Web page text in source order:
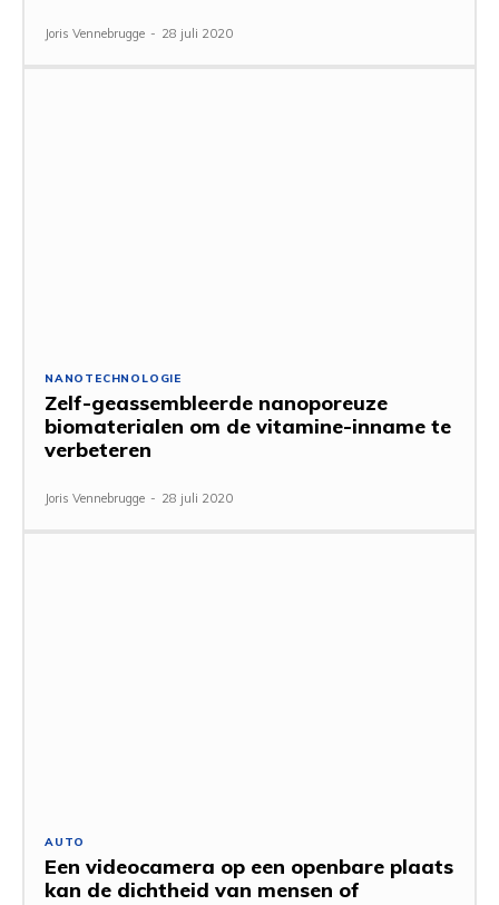
Joris Vennebrugge - 28 juli 2020
NANOTECHNOLOGIE
Zelf-geassembleerde nanoporeuze
biomaterialen om de vitamine-inname te
verbeteren
Joris Vennebrugge - 28 juli 2020
AUTO
Een videocamera op een openbare plaats
kan de dichtheid van mensen of